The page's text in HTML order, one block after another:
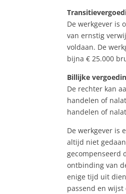
De werkgever is
van ernstig
voldaan. De
bijna € 25.000
Billijke
De rechter kan
handelen of
handelen of
De werkgever is
altijd niet
gecompenseerd
ontbinding van
enige tijd uit
passend en